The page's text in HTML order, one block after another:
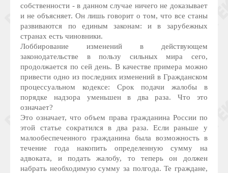
собственности - в данном случае ничего не доказывает
и не объясняет. Он лишь говорит о том, что все станы
развиваются по единым законам: и в зарубежных
странах есть чиновники.
Лоббирование изменений в действующем
законодательстве в пользу сильных мира сего,
продолжается по сей день. В качестве примера можно
привести одно из последних изменений в Гражданском
процессуальном кодексе: Срок подачи жалобы в
порядке надзора уменьшен в два раза. Что это
означает?
Это означает, что объем права гражданина России по
этой статье сократился в два раза. Если раньше у
малообеспеченного гражданина была возможность в
течение года накопить определенную сумму на
адвоката, и подать жалобу, то теперь он должен
набрать необходимую сумму за полгода. Те граждане,